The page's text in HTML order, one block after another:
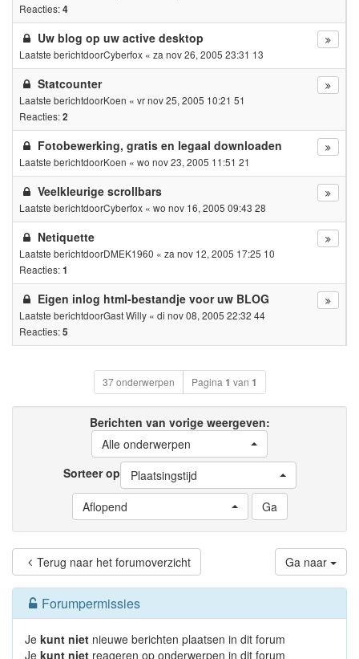
Reacties:4
Uw blog op uw active desktop
Laatste berichtdoorCyberfox « za nov 26, 2005 23:31 13
Statcounter
Laatste berichtdoorKoen « vr nov 25, 2005 10:21 51
Reacties:2
Fotobewerking, gratis en legaal downloaden
Laatste berichtdoorKoen « wo nov 23, 2005 11:51 21
Veelkleurige scrollbars
Laatste berichtdoorCyberfox « wo nov 16, 2005 09:43 28
Netiquette
Laatste berichtdoorDMEK1960 « za nov 12, 2005 17:25 10
Reacties:1
Eigen inlog html-bestandje voor uw BLOG
Laatste berichtdoorGast Willy « di nov 08, 2005 22:32 44
Reacties:5
37 onderwerpen Pagina 1 van 1
Berichten van vorige weergeven:
Alle onderwerpen
Sorteer op
Plaatsingstijd
Aflopend
Terug naar het forumoverzicht Ga naar
Forumpermissies
Je kunt niet nieuwe berichten plaatsen in dit forum
Je kunt niet reageren op onderwerpen in dit forum